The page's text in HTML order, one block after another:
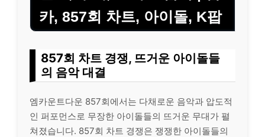
카, 857회 차트, 아이돌, K팝
857회 차트 경쟁, 뜨거운 아이돌들
의 음악 대결
엠카운트다운 857회에서는 다채로운 음악과 압도적
인 퍼포먼스로 무장한 아이돌들의 뜨거운 무대가 펼
쳐졌습니다. 857회 차트 경쟁은 쟁쟁한 아이돌들의